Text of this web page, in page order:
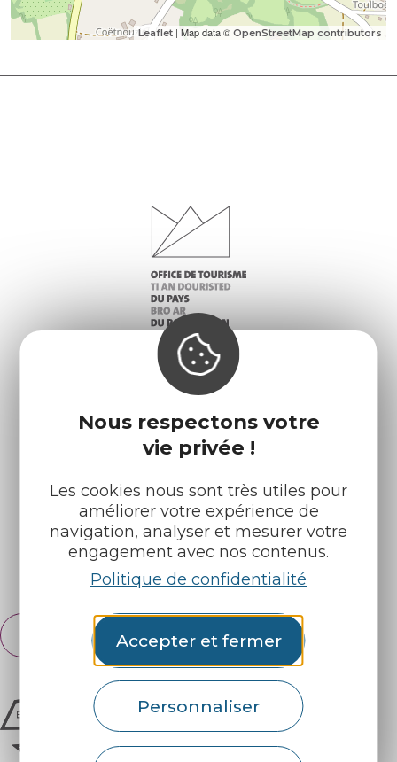
Nous respectons votre
vie privée !
Les cookies nous sont très utiles pour
améliorer votre expérience de
navigation, analyser et mesurer votre
engagement avec nos contenus.
Politique de confidentialité
Accepter et fermer
Personnaliser
Leaflet | Map data © OpenStreetMap contributors
Infos pratiques
Nos accueils
Nos brochures
Retrouvez-nous sur :
Espace pro Partenaires
Français
English